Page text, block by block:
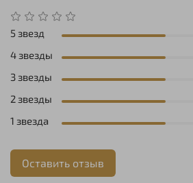
5 звезд
4 звезды
3 звезды
2 звезды
1 звезда
Оставить отзыв